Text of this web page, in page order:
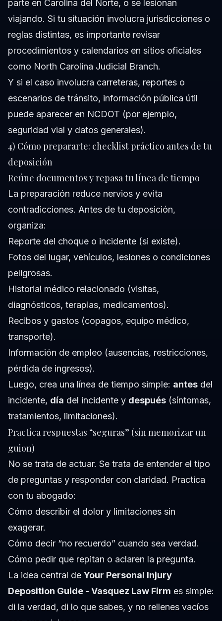
parte en Carolina del Norte, o se lesionan
viajando. Si tu situación involucra jurisdicciones o
reglas distintas, es importante revisar
procedimientos y calendarios en sitios oficiales
como North Carolina Judicial Branch.
Y si el caso involucra carreteras, reportes o
escenarios de tránsito, información pública útil
puede aparecer en NCDOT (por ejemplo,
seguridad vial y datos generales).
4) Cómo prepararte: checklist práctico antes de tu
deposición
Reúne documentos y repasa tu línea de tiempo
La preparación reduce nervios y evita
contradicciones. Antes de tu deposición,
organiza:
Reporte del choque o incidente (si existe).
Fotos del lugar, vehículos, lesiones o condiciones
peligrosas.
Historial médico relacionado (visitas,
diagnósticos, terapias, medicamentos).
Recibos y gastos (copagos, equipo médico,
transporte).
Información de empleo (ausencias, restricciones,
pérdida de ingresos).
Luego, crea una línea de tiempo simple: antes del
incidente, día del incidente y después (síntomas,
tratamientos, limitaciones).
Practica respuestas “seguras” (sin memorizar un
guion)
No se trata de actuar. Se trata de entender el tipo
de preguntas y responder con claridad. Practica
con tu abogado:
Cómo describir el dolor y limitaciones sin
exagerar.
Cómo decir “no recuerdo” cuando sea verdad.
Cómo pedir que repitan o aclaren la pregunta.
La idea central de Your Personal Injury
Deposition Guide - Vasquez Law Firm es simple:
di la verdad, di lo que sabes, y no rellenes vacíos